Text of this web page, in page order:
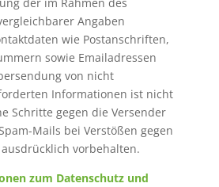
Angaben
wie Postanschriften,
sowie Emailadressen
von nicht
Informationen ist nicht
Schritte gegen die Versender
Mails bei Verstößen gegen
vorbehalten.
zum Datenschutz und